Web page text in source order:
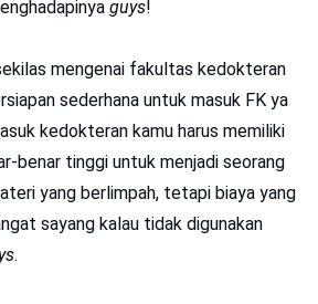
guys!
mengenai fakultas kedokteran
sederhana untuk masuk FK ya
kedokteran kamu harus memiliki
benar tinggi untuk menjadi seorang
yang berlimpah, tetapi biaya yang
sayang kalau tidak digunakan
.